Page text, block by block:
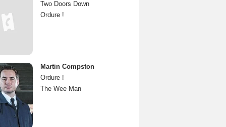
Two Doors Down
Ordure !
Martin Compston
Ordure !
The Wee Man